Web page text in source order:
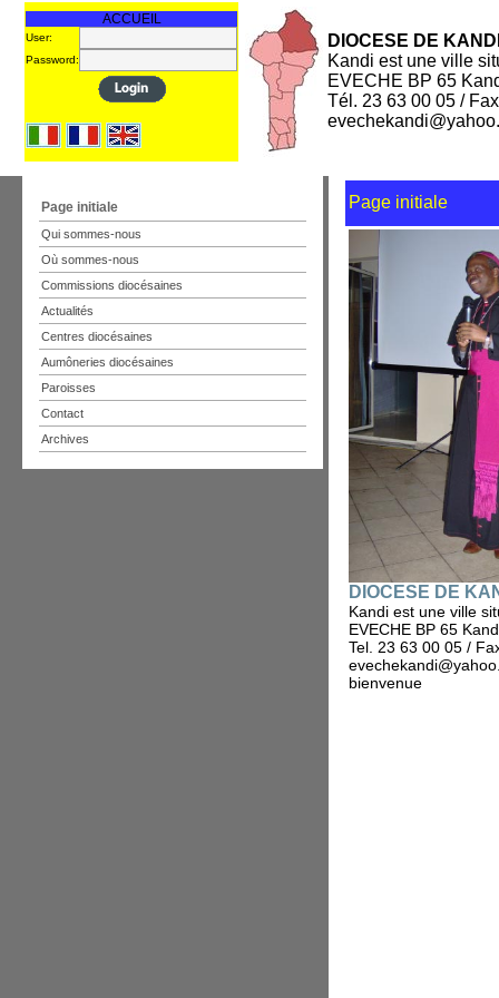
ACCUEIL
User:
Password:
DIOCESE DE
Kandi est une ville
EVECHE BP 65
Tél. 23 63 00 05 /
Page initiale
Qui sommes-nous
Où sommes-nous
Commissions diocésaines
Actualités
Centres diocésaines
Aumôneries diocésaines
Paroisses
Contact
Archives
Page initiale
DIOCESE DE
Kandi est une ville
EVECHE BP 65
Tel. 23 63 00 05 /
bienvenue